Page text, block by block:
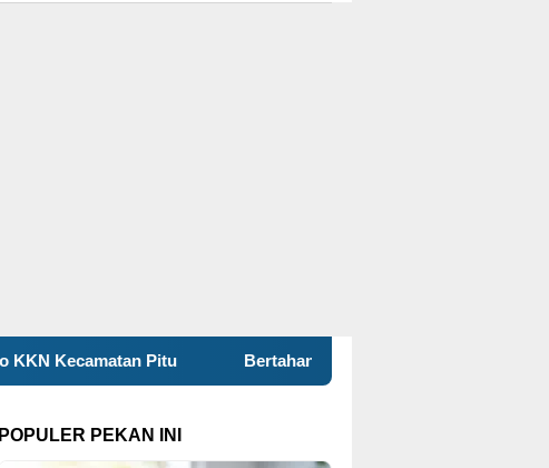
Bertahan Sejak 1977, BBK 8 UNAIR Bantu Bangun Identitas
POPULER PEKAN INI